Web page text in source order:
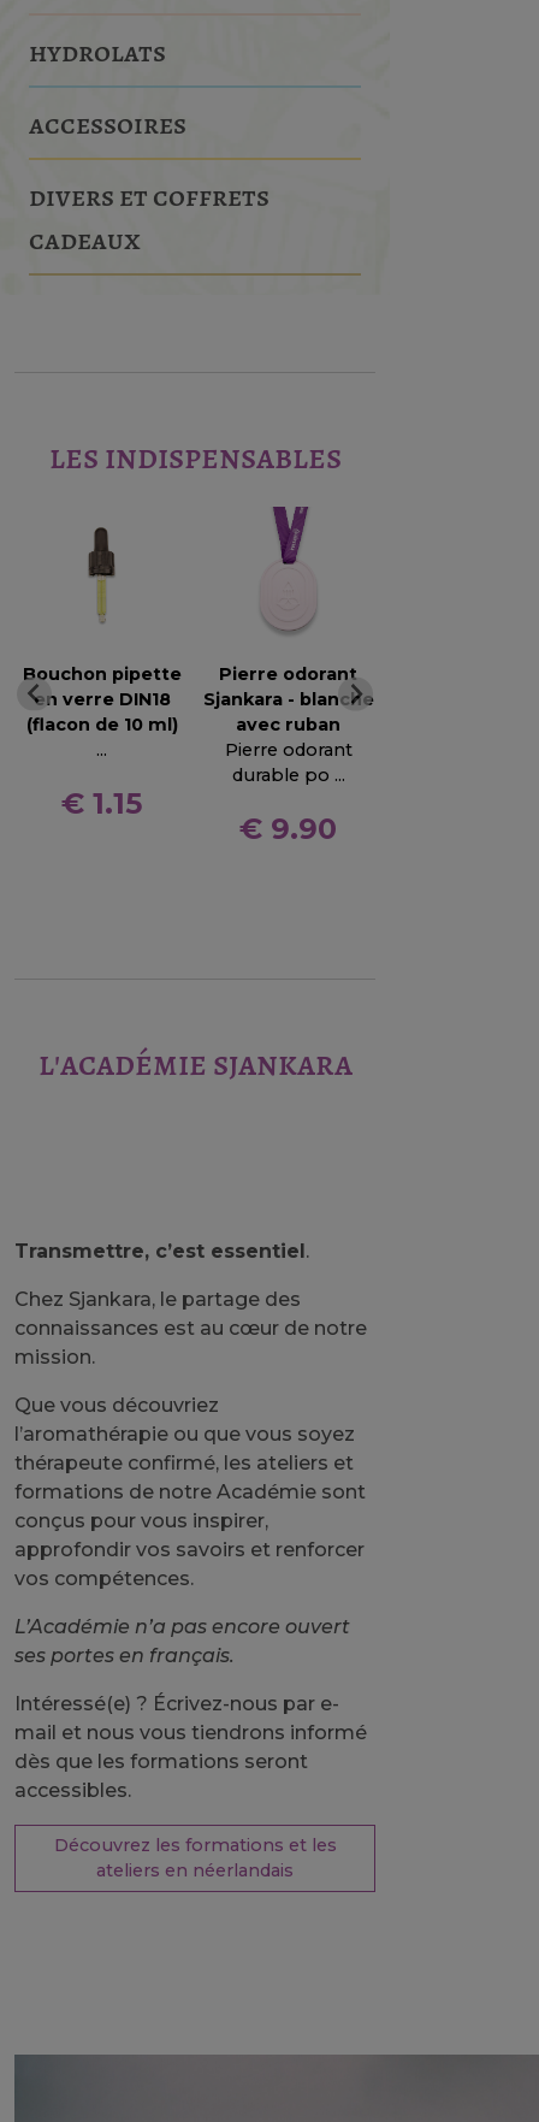
hydrolats
accessoires
divers et coffrets
cadeaux
les indispensables
Bouchon pipette
en verre DIN18
(flacon de 10 ml)
...
€ 1.15
Pierre odorant
Sjankara - blanche
avec ruban
Pierre odorant
durable po ...
€ 9.90
l'académie sjankara
Transmettre, c’est essentiel.
Chez Sjankara, le partage des
connaissances est au cœur de notre
mission.
Que vous découvriez
l’aromathérapie ou que vous soyez
thérapeute confirmé, les ateliers et
formations de notre Académie sont
conçus pour vous inspirer,
approfondir vos savoirs et renforcer
vos compétences.
L’Académie n’a pas encore ouvert
ses portes en français.
Intéressé(e) ? Écrivez-nous par e-
mail et nous vous tiendrons informé
dès que les formations seront
accessibles.
Découvrez les formations et les
ateliers en néerlandais